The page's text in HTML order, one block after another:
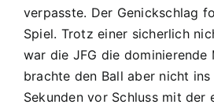
verpasste. Der Genickschlag
Spiel. Trotz einer sicherlich
war die JFG die dominierende
brachte den Ball aber nicht ins
Sekunden vor Schluss mit der